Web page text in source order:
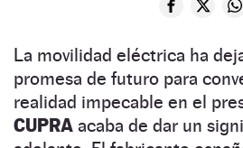
La movilidad eléctrica ha
promesa de futuro para
realidad impecable en el
CUPRA acaba de dar un